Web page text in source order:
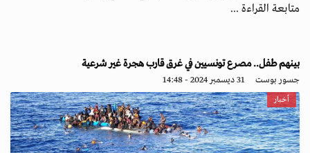
متابعة القراءة ...
بينهم طفل.. مصرع تونسيين في غرق قارب هجرة غير شرعية
جسور بوست 31 ديسمبر 2024 - 14:48
أخبار